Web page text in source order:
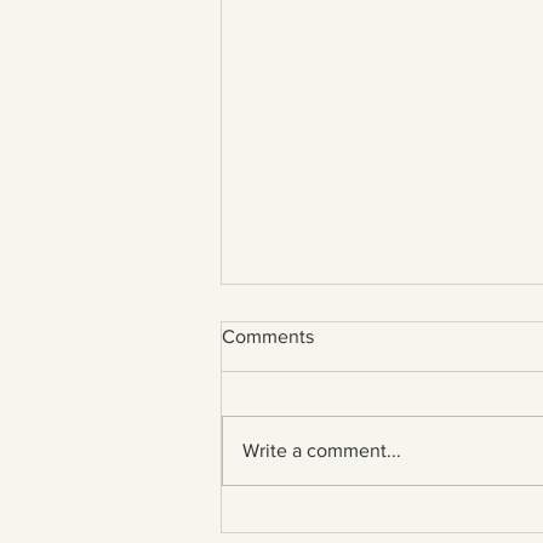
Bygglov överklagan
Comments
Write a comment...